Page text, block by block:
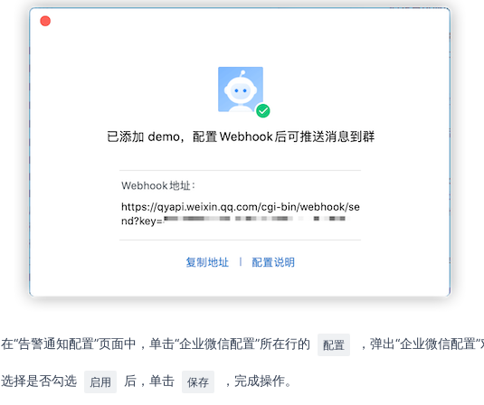
在“告警通知配置”页面中，单击“企业微信配置”所在行的 配置 ，弹出“企业微信配置
选择是否勾选 启用 后，单击 保存 ，完成操作。